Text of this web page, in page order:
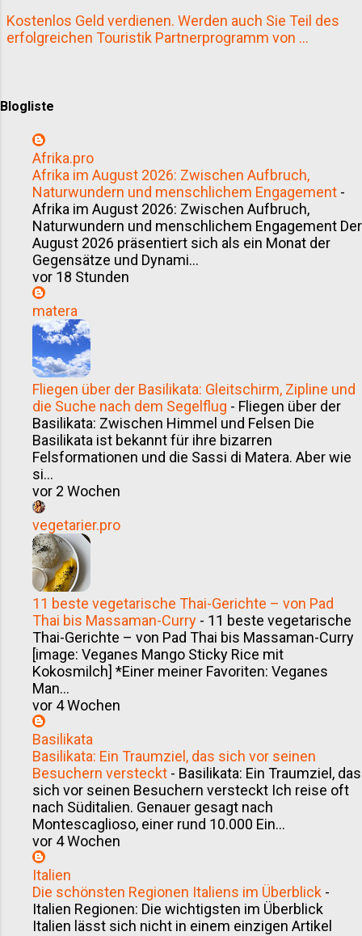
sind wie leergefegt, Strände brechend voll. In der
Toskana bedeutet Ferragosto vor allem eines:
Kostenlos Geld verdienen. Werden auch Sie Teil des
erfolgreichen Touristik Partnerprogramm von ...
Blogliste
Afrika.pro
Afrika im August 2026: Zwischen Aufbruch,
Naturwundern und menschlichem Engagement -
Afrika im August 2026: Zwischen Aufbruch,
Naturwundern und menschlichem Engagement Der
August 2026 präsentiert sich als ein Monat der
Gegensätze und Dynami...
vor 18 Stunden
matera
Fliegen über der Basilikata: Gleitschirm, Zipline und
die Suche nach dem Segelflug - Fliegen über der
Basilikata: Zwischen Himmel und Felsen Die
Basilikata ist bekannt für ihre bizarren
Felsformationen und die Sassi di Matera. Aber wie
si...
vor 2 Wochen
vegetarier.pro
11 beste vegetarische Thai-Gerichte – von Pad
Thai bis Massaman-Curry - 11 beste vegetarische
Thai-Gerichte – von Pad Thai bis Massaman-Curry
[image: Veganes Mango Sticky Rice mit
Kokosmilch] *Einer meiner Favoriten: Veganes
Man...
vor 4 Wochen
Basilikata
Basilikata: Ein Traumziel, das sich vor seinen
Besuchern versteckt - Basilikata: Ein Traumziel, das
sich vor seinen Besuchern versteckt Ich reise oft
nach Süditalien. Genauer gesagt nach
Montescaglioso, einer rund 10.000 Ein...
vor 4 Wochen
Italien
Die schönsten Regionen Italiens im Überblick -
Italien Regionen: Die wichtigsten im Überblick
Italien lässt sich nicht in einem einzigen Artikel